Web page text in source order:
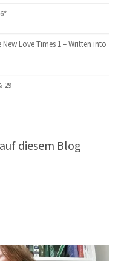
Love Times 1 – Written into
29
diesem Blog